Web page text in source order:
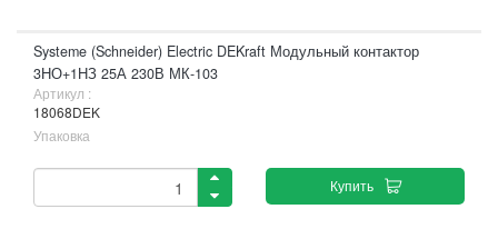
Systeme (Schneider) Electric DEKraft Модульный контактор
3НО+1НЗ 25А 230В МК-103
Артикул :
18068DEK
Упаковка
Купить